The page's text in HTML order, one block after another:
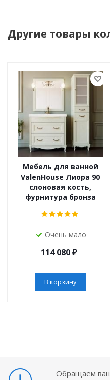
Другие товары
Мебель для ванной
ValenHouse Лиора 90
слоновая кость,
фурнитура бронза
Очень мало
114 080₽
В корзину
Обращаем